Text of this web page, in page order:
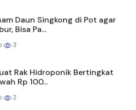
Daun Singkong di Pot agar
Bisa Pa...
3
Rak Hidroponik Bertingkat
Rp 100...
2